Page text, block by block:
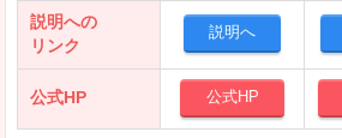
説明への
リンク
説明へ
公式HP 公式HP